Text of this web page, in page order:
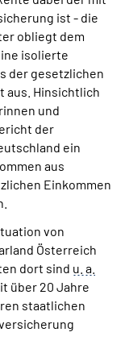
ist - die
obliegt dem
isolierte
der gesetzlichen
aus. Hinsichtlich
und
der
ein
aus
Einkommen
von
Österreich
dort sind u. a.
über 20 Jahre
staatlichen